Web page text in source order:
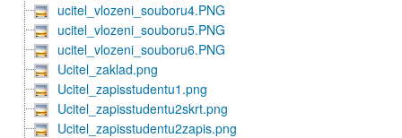
ucitel_vlozeni_souboru4.PNG
ucitel_vlozeni_souboru5.PNG
ucitel_vlozeni_souboru6.PNG
Ucitel_zaklad.png
Ucitel_zapisstudentu1.png
Ucitel_zapisstudentu2skrt.png
Ucitel_zapisstudentu2zapis.png